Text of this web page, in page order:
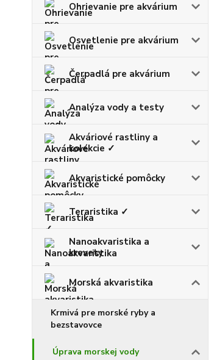
Ohrievanie pre akvárium
Osvetlenie pre akvárium
Čerpadlá pre akvárium
Analýza vody a testy
Akváriové rastliny a
kolekcie ✓
Akvaristické pomôcky
Teraristika ✓
Nanoakvaristika a
krevety
Morská akvaristika
Krmivá pre morské ryby a
bezstavovce
Úprava morskej vody